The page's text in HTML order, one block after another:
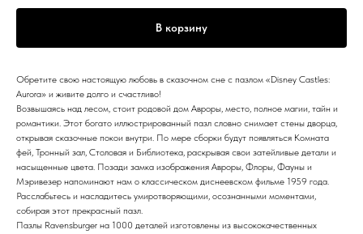
В корзину
Обретите свою настоящую любовь в сказочном сне с пазлом «Disney Castles:
Aurora» и живите долго и счастливо!
Возвышаясь над лесом, стоит родовой дом Авроры, место, полное магии, тайн и
романтики. Этот богато иллюстрированный пазл словно снимает стены дворца,
открывая сказочные покои внутри. По мере сборки будут появляться Комната
фей, Тронный зал, Столовая и Библиотека, раскрывая свои затейливые детали и
насыщенные цвета. Позади замка изображения Авроры, Флоры, Фауны и
Мэривезер напоминают нам о классическом диснеевском фильме 1959 года.
Расслабьтесь и насладитесь умиротворяющими, осознанными моментами,
собирая этот прекрасный пазл.
Пазлы Ravensburger на 1000 деталей изготовлены из высококачественных